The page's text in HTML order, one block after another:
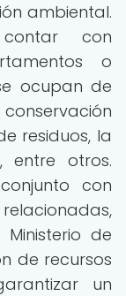
ambiental.
contar con
o
ocupan de
residuos, la
otros.
con
de
de recursos
un